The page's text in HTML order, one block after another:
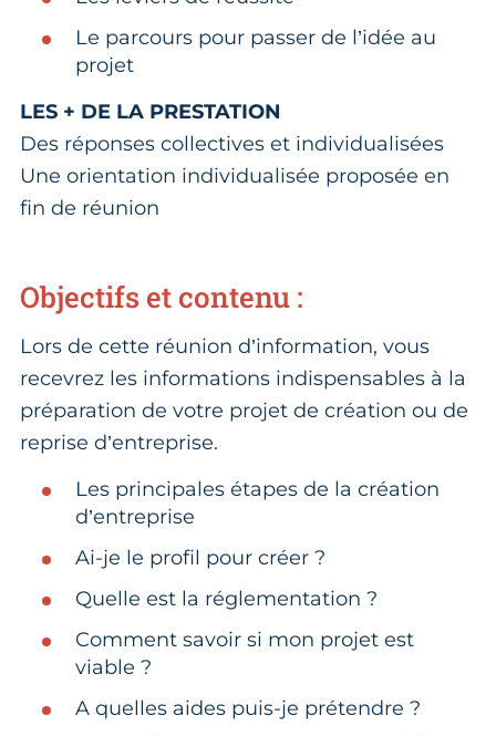
Le parcours pour passer de l’idée au
projet
LES + DE LA PRESTATION
Des réponses collectives et individualisées
Une orientation individualisée proposée en
fin de réunion
Objectifs et contenu :
Lors de cette réunion d’information, vous
recevrez les informations indispensables à la
préparation de votre projet de création ou de
reprise d’entreprise.
Les principales étapes de la création
d’entreprise
Ai-je le profil pour créer ?
Quelle est la réglementation ?
Comment savoir si mon projet est
viable ?
A quelles aides puis-je prétendre ?